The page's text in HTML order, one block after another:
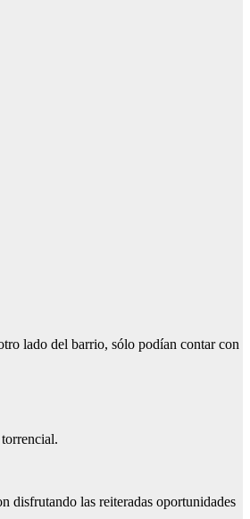
lado del barrio, sólo podían contar con
disfrutando las reiteradas oportunidades